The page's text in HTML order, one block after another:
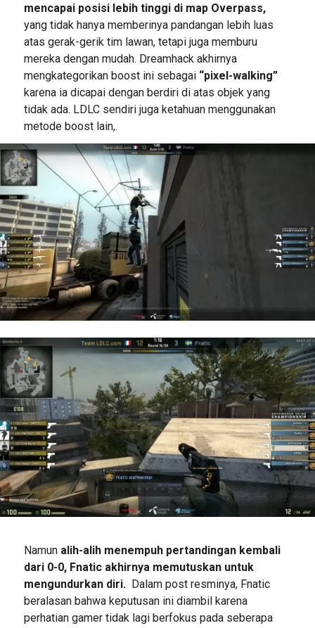
mencapai posisi lebih tinggi di map Overpass,
yang tidak hanya memberinya pandangan lebih luas
atas gerak-gerik tim lawan, tetapi juga memburu
mereka dengan mudah. Dreamhack akhirnya
mengkategorikan boost ini sebagai “pixel-walking”
karena ia dicapai dengan berdiri di atas objek yang
tidak ada. LDLC sendiri juga ketahuan menggunakan
metode boost lain,.
Namun alih-alih menempuh pertandingan kembali
dari 0-0, Fnatic akhirnya memutuskan untuk
mengundurkan diri. Dalam post resminya, Fnatic
beralasan bahwa keputusan ini diambil karena
perhatian gamer tidak lagi berfokus pada seberapa